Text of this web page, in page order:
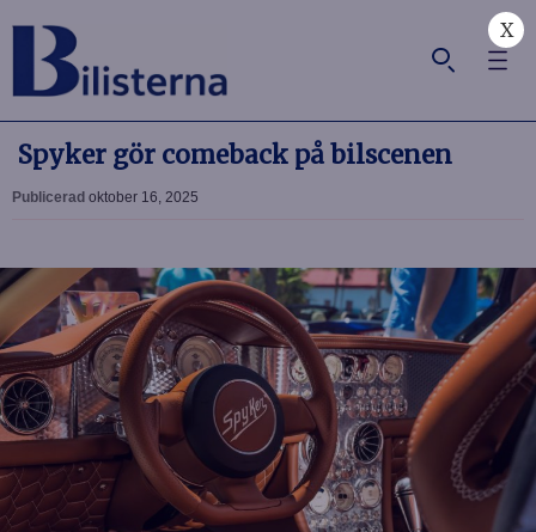
X
Spyker gör comeback på bilscenen
Publicerad oktober 16, 2025